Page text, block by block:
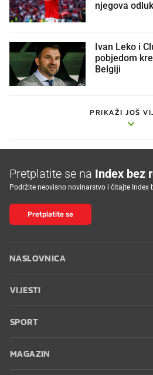
njegova
Ivan Leko i
pobjedom
Belgiji
PRIKAŽI JOŠ
Pretplatite se na Index bez
Podržite neovisno novinarstvo i čitajte Index
Pretplatite se
NASLOVNICA
VIJESTI
SPORT
MAGAZIN